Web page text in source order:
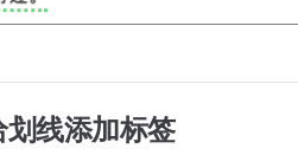
划线添加标签